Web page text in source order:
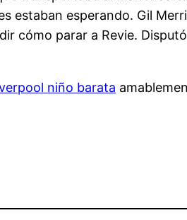
estaban esperando. Gil
cómo parar a Revie.
niño barata